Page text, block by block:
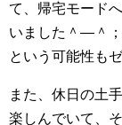
て、帰宅モード
いました＾―＾
という可能性も
また、休日の土
楽しんでいて、